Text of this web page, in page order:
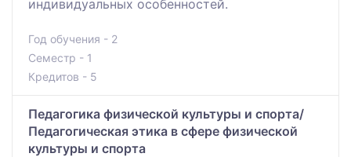
индивидуальных особенностей.
Год обучения - 2
Семестр - 1
Кредитов - 5
Педагогика физической культуры и спорта/
Педагогическая этика в сфере физической
культуры и спорта